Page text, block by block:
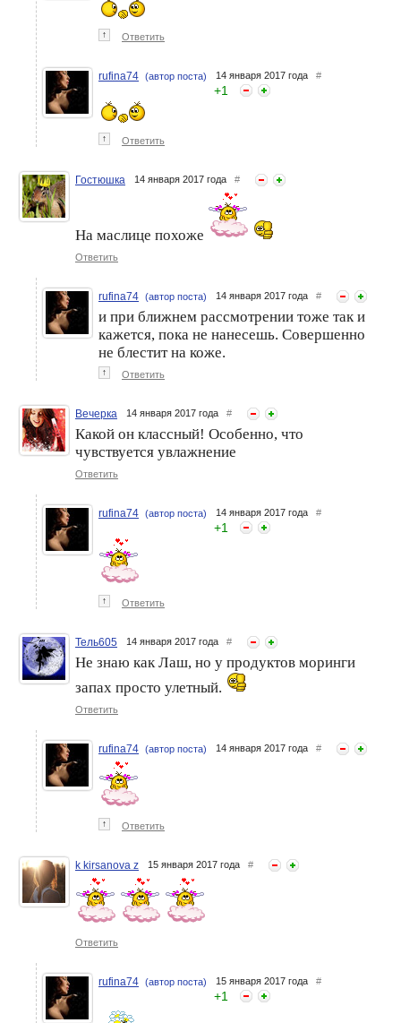
↑ Ответить
rufina74 (автор поста) 14 января 2017 года #
+1
↑ Ответить
Гостюшка 14 января 2017 года #
На маслице похоже
Ответить
rufina74 (автор поста) 14 января 2017 года #
и при ближнем рассмотрении тоже так и
кажется, пока не нанесешь. Совершенно
не блестит на коже.
↑ Ответить
Вечерка 14 января 2017 года #
Какой он классный! Особенно, что
чувствуется увлажнение
Ответить
rufina74 (автор поста) 14 января 2017 года #
+1
↑ Ответить
Тель605 14 января 2017 года #
Не знаю как Лаш, но у продуктов моринги
запах просто улетный.
Ответить
rufina74 (автор поста) 14 января 2017 года #
↑ Ответить
k kirsanova z 15 января 2017 года #
Ответить
rufina74 (автор поста) 15 января 2017 года #
+1